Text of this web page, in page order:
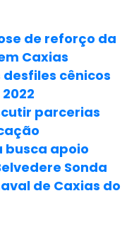
de reforço da
Caxias
cênicos
parcerias
busca apoio
Sonda
de Caxias do